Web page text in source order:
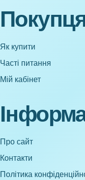
Як купити
Часті питання
Мій кабінет
Про сайт
Контакти
Політика